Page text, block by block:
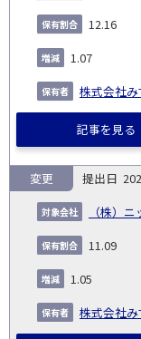
12.16
1.07
株式会社
記事を見る
（株）
変更
11.09
1.05
株式会社